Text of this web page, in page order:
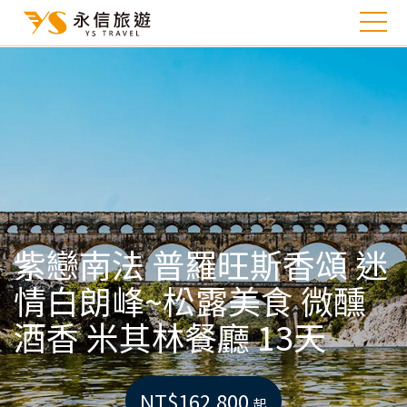
紫戀南法 普羅旺斯香頌 迷
情白朗峰~松露美食 微醺
酒香 米其林餐廳 13天
NT$162,800